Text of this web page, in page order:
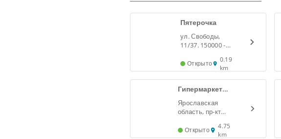
Пятерочка
ул. Свободы,
11/37. 150000 -
Открыто
0.19
km
Гипермаркет
Магнит
Ярославская
область, пр-кт
11б. - Ярославль
Открыто
4.75
km